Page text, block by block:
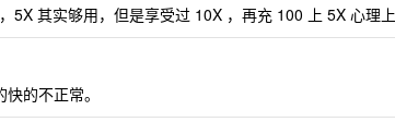
5X 其实够用，但是享受过 10X ，再充 100 上 5X 心理上
的不正常。